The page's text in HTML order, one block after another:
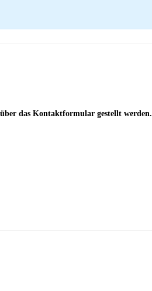
das Kontaktformular gestellt werden.